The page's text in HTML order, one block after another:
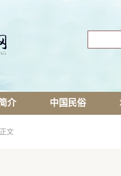
介 中国民俗
文